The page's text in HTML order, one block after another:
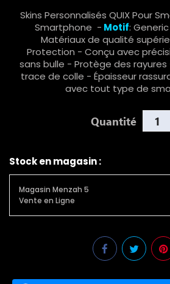
Skins Personnalisés QUIX Pour
Smartphone - Motif:
Matériaux de qualité
Protection - Conçu avec
sans bulle - Protège des rayures
trace de colle - Épaisseur
avec tout type de
Quantité
Stock en magasin :
Magasin Menzah 5
Vente en Ligne